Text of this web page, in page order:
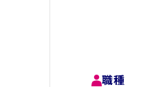
職種